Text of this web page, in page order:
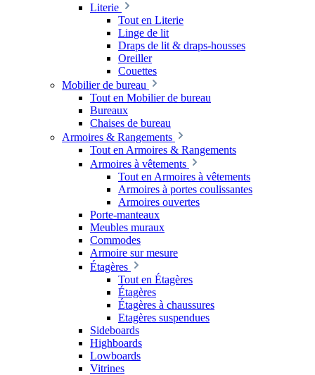
Literie
Tout en Literie
Linge de lit
Draps de lit & draps-housses
Oreiller
Couettes
Mobilier de bureau
Tout en Mobilier de bureau
Bureaux
Chaises de bureau
Armoires & Rangements
Tout en Armoires & Rangements
Armoires à vêtements
Tout en Armoires à vêtements
Armoires à portes coulissantes
Armoires ouvertes
Porte-manteaux
Meubles muraux
Commodes
Armoire sur mesure
Étagères
Tout en Étagères
Étagères
Étagères à chaussures
Etagères suspendues
Sideboards
Highboards
Lowboards
Vitrines